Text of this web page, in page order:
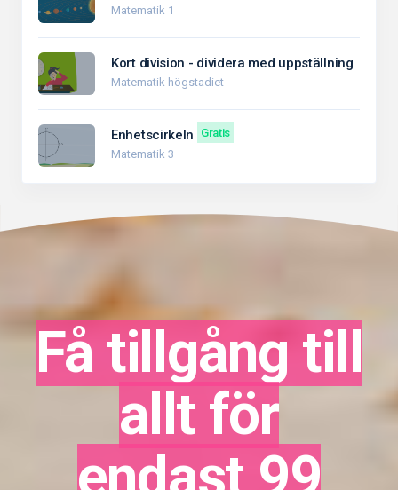
Matematik 1
Kort division - dividera med uppställning
Matematik högstadiet
Enhetscirkeln
Gratis
Matematik 3
Få tillgång till
allt för